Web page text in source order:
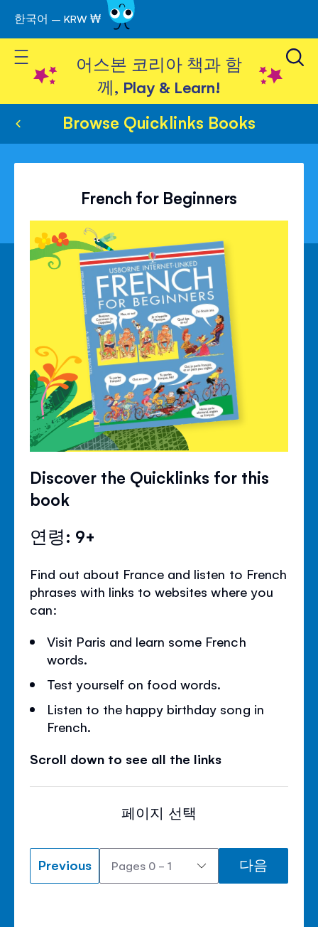
Skip
to
Content
한국어 – KRW ₩
Toggle Nav
어스본 코리아 책과 함
께, Play & Learn!
Browse Quicklinks Books
French for Beginners
Discover the Quicklinks for this
book
연령: 9+
Find out about France and listen to French
phrases with links to websites where you
can:
Visit Paris and learn some French
words.
Test yourself on food words.
Listen to the happy birthday song in
French.
Scroll down to see all the links
페이지 선택
Previous 다음